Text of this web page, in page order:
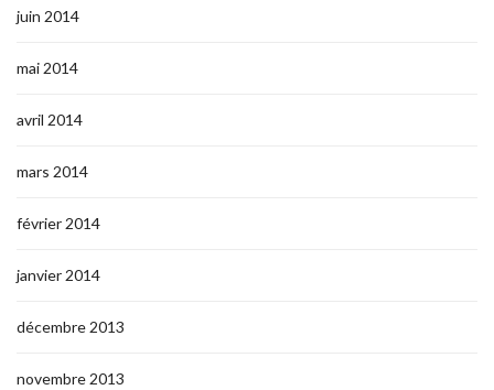
juin 2014
mai 2014
avril 2014
mars 2014
février 2014
janvier 2014
décembre 2013
novembre 2013